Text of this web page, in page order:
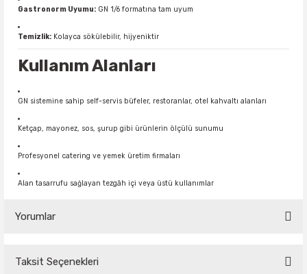
Gastronorm Uyumu: GN 1/6 formatına tam uyum
Temizlik: Kolayca sökülebilir, hijyeniktir
Kullanım Alanları
GN sistemine sahip self-servis büfeler, restoranlar, otel kahvaltı alanları
Ketçap, mayonez, sos, şurup gibi ürünlerin ölçülü sunumu
Profesyonel catering ve yemek üretim firmaları
Alan tasarrufu sağlayan tezgâh içi veya üstü kullanımlar
Yorumlar
Taksit Seçenekleri